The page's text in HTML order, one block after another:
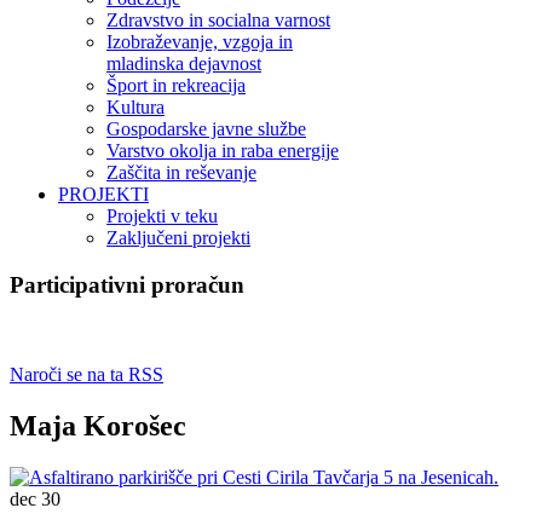
Zdravstvo in socialna varnost
Izobraževanje, vzgoja in
mladinska dejavnost
Šport in rekreacija
Kultura
Gospodarske javne službe
Varstvo okolja in raba energije
Zaščita in reševanje
PROJEKTI
Projekti v teku
Zaključeni projekti
Participativni proračun
Naroči se na ta RSS
Maja Korošec
dec 30